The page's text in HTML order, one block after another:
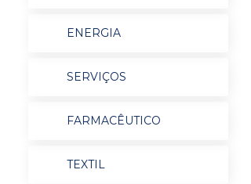
ENERGIA
SERVIÇOS
FARMACÊUTICO
TEXTIL